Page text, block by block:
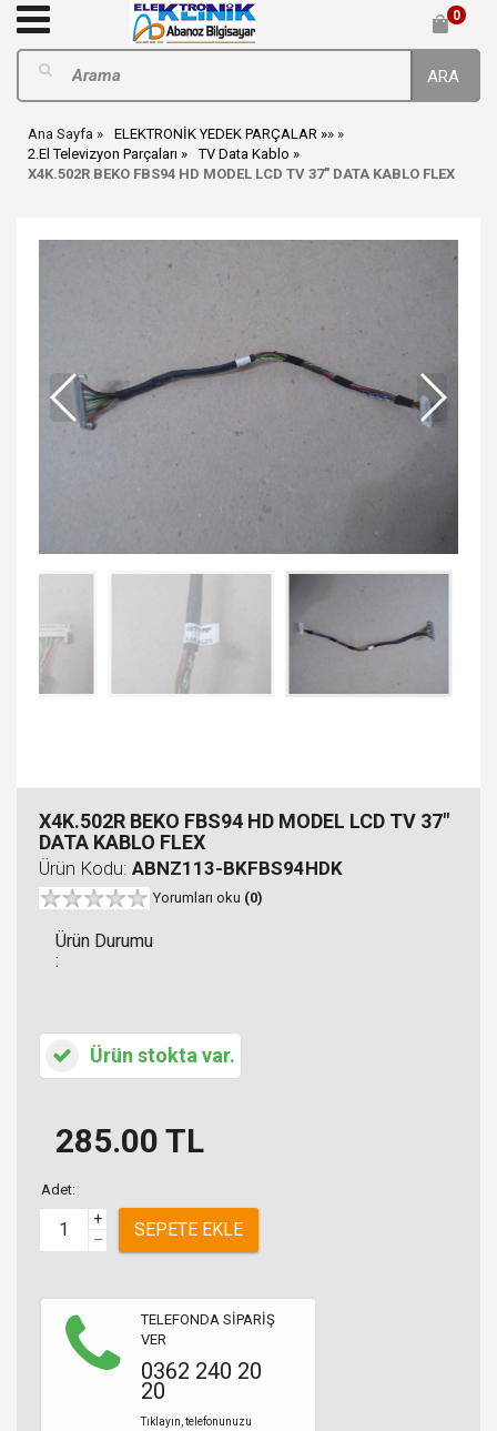
0
ARA
Ana Sayfa ELEKTRONİK YEDEK PARÇALAR
»
2.El Televizyon Parçaları
»
TV Data Kablo
X4K.502R BEKO FBS94 HD MODEL LCD TV 37" DATA KABLO FLEX
X4K.502R BEKO FBS94 HD MODEL LCD TV 37"
DATA KABLO FLEX
Ürün Kodu: ABNZ113-BKFBS94HDK
Yorumları oku (0)
Ürün Durumu
:
Ürün stokta var.
285.00 TL
Adet:
+
–
SEPETE EKLE
TELEFONDA SİPARİŞ
VER
0362 240 20
20
Tıklayın, telefonunuzu